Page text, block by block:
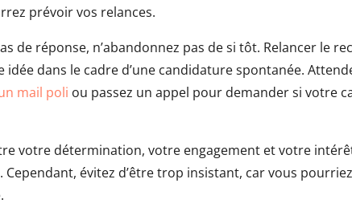
prévoir vos relances.
de réponse, n’abandonnez pas de si tôt. Relancer le
idée dans le cadre d’une candidature spontanée.
mail poli ou passez un appel pour demander si votre
votre détermination, votre engagement et votre
Cependant, évitez d’être trop insistant, car vous